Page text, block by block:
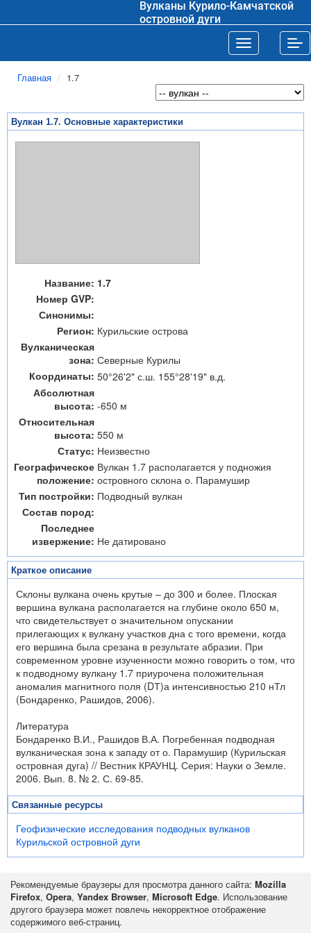
Вулканы Курило-Камчатской
островной дуги
Toggle
Главная 1.7
Вулкан 1.7. Основные характеристики
Название: 1.7
Номер GVP:
Синонимы:
Регион: Курильские острова
Вулканическая
зона: Северные Курилы
Координаты: 50°26'2" с.ш. 155°28'19" в.д.
Абсолютная
высота: -650 м
Относительная
высота: 550 м
Статус: Неизвестно
Географическое
положение:
Вулкан 1.7 располагается у подножия
островного склона о. Парамушир
Тип постройки: Подводный вулкан
Состав пород:
Последнее
извержение: Не датировано
Краткое описание
Склоны вулкана очень крутые – до 300 и более. Плоская
вершина вулкана располагается на глубине около 650 м,
что свидетельствует о значительном опускании
прилегающих к вулкану участков дна с того времени, когда
его вершина была срезана в результате абразии. При
современном уровне изученности можно говорить о том, что
к подводному вулкану 1.7 приурочена положительная
аномалия магнитного поля (DТ)а интенсивностью 210 нТл
(Бондаренко, Рашидов, 2006).
Литература
Бондаренко В.И., Рашидов В.А. Погребенная подводная
вулканическая зона к западу от о. Парамушир (Курильская
островная дуга) // Вестник КРАУНЦ. Серия: Науки о Земле.
2006. Вып. 8. № 2. С. 69-85.
Связанные ресурсы
Геофизические исследования подводных вулканов
Курильской островной дуги
Рекомендуемые браузеры для просмотра данного сайта: Mozilla
Firefox, Opera, Yandex Browser, Microsoft Edge. Использование
другого браузера может повлечь некорректное отображение
содержимого веб-страниц.